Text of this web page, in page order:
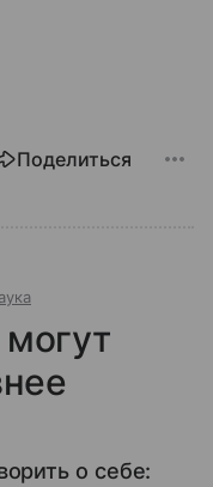
Поделиться
о себе: